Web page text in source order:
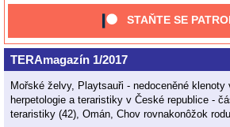
STAŇTE SE
TERAmagazín 1/2017
Mořské želvy, Playtsauři - nedoceněné
herpetologie a teraristiky v České republice -
teraristiky (42), Omán, Chov rovnakonôžok